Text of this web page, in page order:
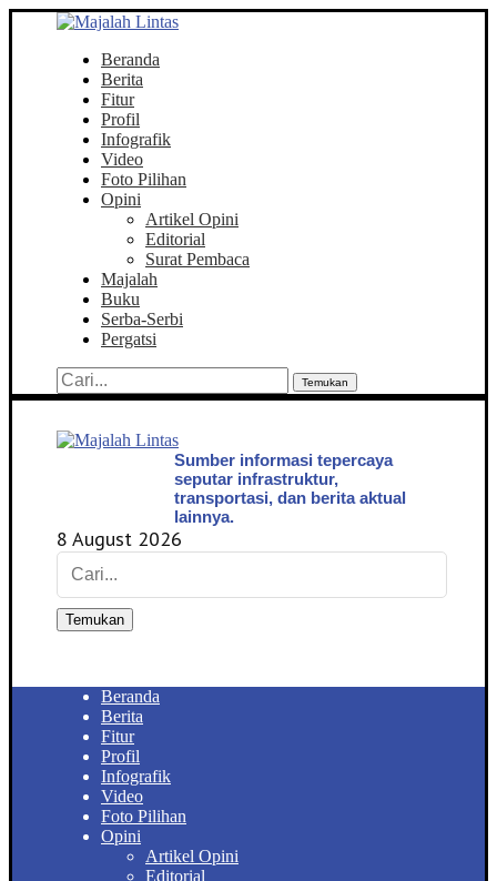
Beranda
Berita
Fitur
Profil
Infografik
Video
Foto Pilihan
Opini
Artikel Opini
Editorial
Surat Pembaca
Majalah
Buku
Serba-Serbi
Pergatsi
Temukan
Sumber informasi tepercaya
seputar infrastruktur,
transportasi, dan berita aktual
lainnya.
8 August 2026
Temukan
Beranda
Berita
Fitur
Profil
Infografik
Video
Foto Pilihan
Opini
Artikel Opini
Editorial